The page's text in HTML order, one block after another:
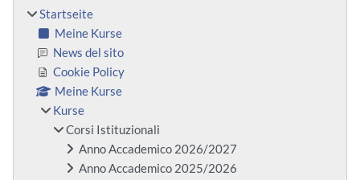
Startseite
Meine Kurse
News del sito
Cookie Policy
Meine Kurse
Kurse
Corsi Istituzionali
Anno Accademico 2026/2027
Anno Accademico 2025/2026